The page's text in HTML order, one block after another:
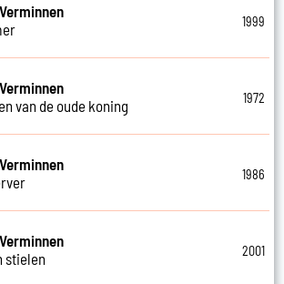
1999
van de oude koning
1972
1986
stielen
2001